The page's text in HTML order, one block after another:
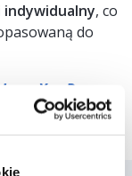
indywidualny, co
do
w Davos